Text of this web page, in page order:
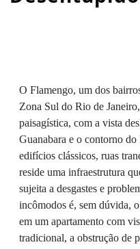
O Flamengo, um dos
Zona Sul do Rio de
paisagística, com a vista
Guanabara e o contorno
edifícios clássicos, ruas
reside uma infraestrutura
sujeita a desgastes e
incômodos é, sem dúvida,
em um apartamento com
tradicional, a obstrução de